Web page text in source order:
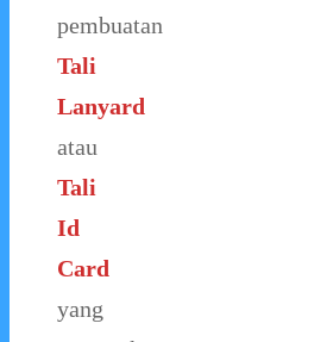
pembuatan
Tali
Lanyard
atau
Tali
Id
Card
yang